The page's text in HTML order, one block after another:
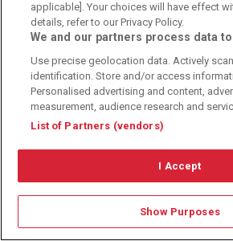
Autoren
© 2010-2025 - Sportwettentest.net - Der
Sportwetten Angebote sind nur für
applicable]. Your choices will have effect
details, refer to our Privacy Policy.
We and our partners process data
Use precise geolocation data. Actively
identification. Store and/or access
Personalised advertising and content,
measurement, audience research and
List of Partners (vendors)
I Accept
Show Purposes